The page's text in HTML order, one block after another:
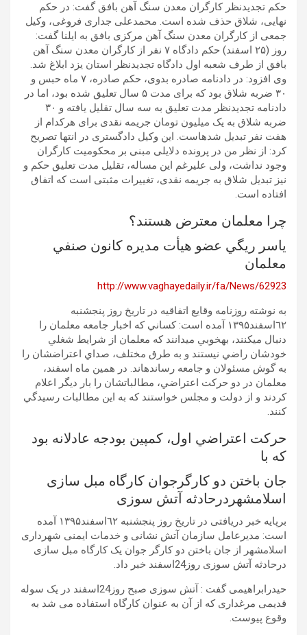
حکم تجدیدنظر کارگران معدن سنگ آهن بافق گفت: در حکم
نهایی، شلاق حذف شده است. محمدعلی جداری فروغی، وکیل
جمعی از کارگران معدن سنگ آهن مرکزی بافق به ایلنا گفت:
روز (۲۵ اسفند) حکم دادگاه ۷ نفر از کارگران معدن سنگ آهن
بافق از طرف شعبه اول دادگاه تجدیدنظر استان یزد ابلاغ شد.
وی افزود: در دادنامه صادره بدوی، حکم صادره، ۷ ماه حبس و
۳۰ ضربه شلاق بود که برای مدت ۵ سال تعلیق شده بود، اما در
دادنامه تجدیدنظر مدت تعلیق به سه سال تقلیل یافته و ۳۰
ضربه شلاق به یک میلیون تومان جریمه نقدی برای هرکدام از
هفت نفر تبدیل شدهاست. این وکیل دادگستری در انتها تصریح
کرد: از نظر من در پرونده دلایلی مبنی بر محکومیت کارگران
وجود نداشت، ولی علیرغم این مساله، تقلیل مدت تعلیق حکم و
نیز تبدیل شلاق به جریمه نقدی، تغییرات مثبتی است که اتفاق
افتاده است.
چرا معلمان معترض هستند؟
ياسر ريگي عضو هيأت مديره کانون صنفي
معلمان
http://www.vaghayedaily.ir/fa/News/62923
به نوشته روزنامه وقایع اتفاقیه در تاریخ روز پنجشنبه
٦۲اسفند۱۳۹۵ آمده است: کساني که اخبار جامعه معلمان را
دنبال ميکنند، بهخوبي ميدانند که معلمان از شرايط شغلي
خودشان راضي نيستند و به طرق مختلف، صداي اعتراضشان را
به گوش مسئولان و جامعه رساندهاند. در همين ماه اسفند،
معلمان در دو حرکت اعتراضي، مطالباتشان را بار ديگر اعلام
کردند و از دولت و مجلس خواستند که به اين مطالبات رسيدگي
کنند.
حرکت اعتراضي اول، کمپين بودجه عادلانه بود
که با
جان باختن دو کارگرجوان کارگاه مبل سازی
اسلامشهردرحادثه آتش سوزی
برپایه خبر دریافتی در تاریخ روز پنجشنبه ٦۲اسفند۱۳۹۵ آمده
است: مدیرعامل سازمان آتش نشانی و خدمات ایمنی شهرداری
اسلامشهر از جان باختن دو کارگر جوان یک کارگاه مبل سازی
درحادثه آتش سوزی روز24اسفند خبر داد.
حیدرابراهیمی گفت : آتش سوزی صبح روز24اسفند در یک سوله
قدیمی مرغداری که از آن به عنوان کارگاه استفاده می شد به
وقوع پیوست.